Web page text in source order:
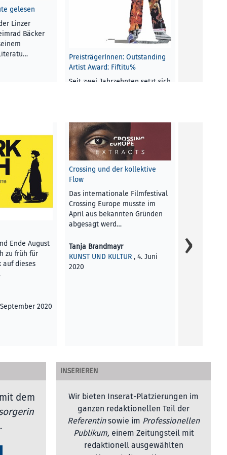
gelesen
Linzer
Bäcker
PreisträgerInnen: Outstanding
Artist Award: Fiftitu%
Seit zwei Jahrzehnten setzt sich
red
RUBRIK, 5. Dezember 2018
Ende August
zu früh für
auf dieses
2020
Crossing und der kollektive
Flow
Das internationale Filmfestival
Crossing Europe musste im
April aus bekannten Gründen
abgesagt werd…
Tanja Brandmayr
KUNST UND KULTUR , 4. Juni
2020
über frühe
frühe
dem
INSERIEREN
Wir bieten Inserat-Platzierungen im
ganzen redaktionellen Teil der
Referentinsowie im Professionellen
Publikum, einem Zeitungsteil mit
redaktionell ausgewählten